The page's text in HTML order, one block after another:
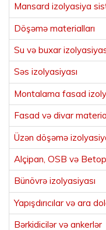
Mansard izolyasiya
Döşəmə materialları
Su və buxar
Səs izolyasiyası
Montalama fasad
Fasad və divar
Üzən döşəmə
Alçipan, OSB və
Bünövrə izolyasiyası
Yapışdırıcılar və ara
Bərkidicilər və ankerlər